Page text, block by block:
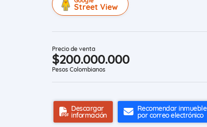
Street View
Precio de venta
$200.000.000
Pesos Colombianos
Descargar
información
Recomendar inmueble
por correo electrónico